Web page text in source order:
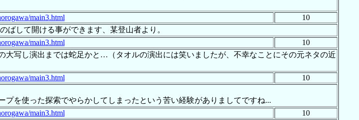
main3.html
10
ばして開ける事ができます、某登山者より。
main3.html
10
写し演出までは蛇足かと…（タオルの演出には笑いましたが、不幸なことにその元ネタの近
main3.html
10
を使った探索でやらかしてしまったという苦い経験がありましてですね...
main3.html
10